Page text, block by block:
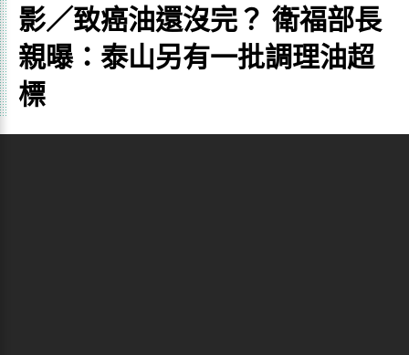
影／致癌油還沒完？ 衛福部長
親曝：泰山另有一批調理油超
標